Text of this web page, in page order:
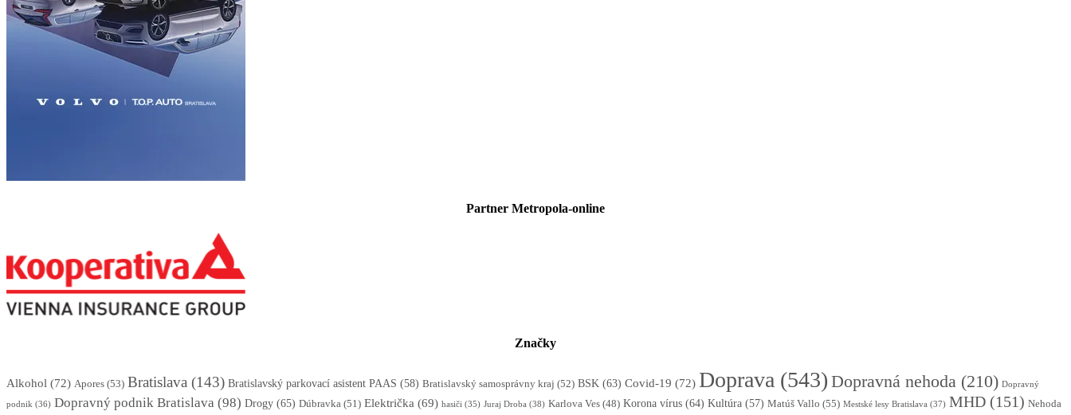
Partner Metropola-online
Značky
Alkohol (72) Apores (53) Bratislava (143) Bratislavský parkovací asistent PAAS (58) Bratislavský samosprávny kraj (52) BSK (63) Covid-19 (72) Doprava (543) Dopravná nehoda (210) Dopravný
podnik (36) Dopravný podnik Bratislava (98) Drogy (65) Dúbravka (51) Električka (69) hasiči (35) Juraj Droba (38) Karlova Ves (48) Korona vírus (64) Kultúra (57) Matúš Vallo (55) Mestské lesy Bratislava (37) MHD (151) Nehoda